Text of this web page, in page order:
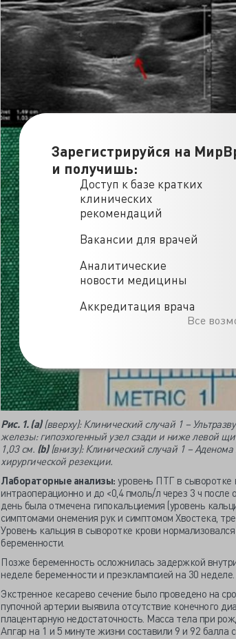
Зарегистрируйся на
и получишь:
Доступ к базе кратких
клинических
рекомендаций
Вакансии для врачей
Аналитические
новости медицины
Аккредитация врача
Все
Рис. 1. (а)(вверху): Клинический случай 1 –
железы: гипоэхогенный узел сзади и ниже левой
1,03 см. (b)(внизу): Клинический случай 1 –
хирургической резекции.
Лабораторные анализы: уровень ПТГ в сыворотке
интраоперационно и до <0,4 пмоль/л через 3 ч
день была отмечена гипокальциемия (уровень
симптомами онемения рук и симптомом Хвостека,
Уровень кальция в сыворотке крови
беременности.
Позже беременность осложнилась задержкой
неделе беременности и преэклампсией на 30 неделе.
Экстренное кесарево сечение было проведено на
пупочной артерии выявила отсутствие конечного
плацентарную недостаточность. Масса тела при
Апгар на 1 и 5 минуте жизни составили 9 и 92 балла